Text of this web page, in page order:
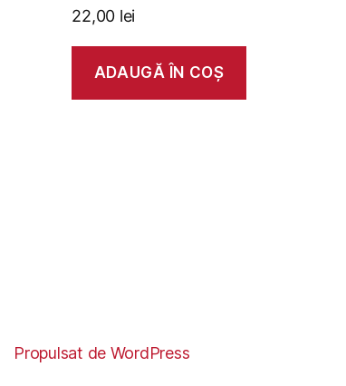
22,00 lei
ADAUGĂ ÎN COȘ
Propulsat de WordPress